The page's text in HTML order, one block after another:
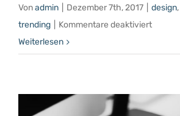
Vonadmin Dezember 7th, 2017 design,
trending
Kommentare deaktiviertfür
Weiterlesen